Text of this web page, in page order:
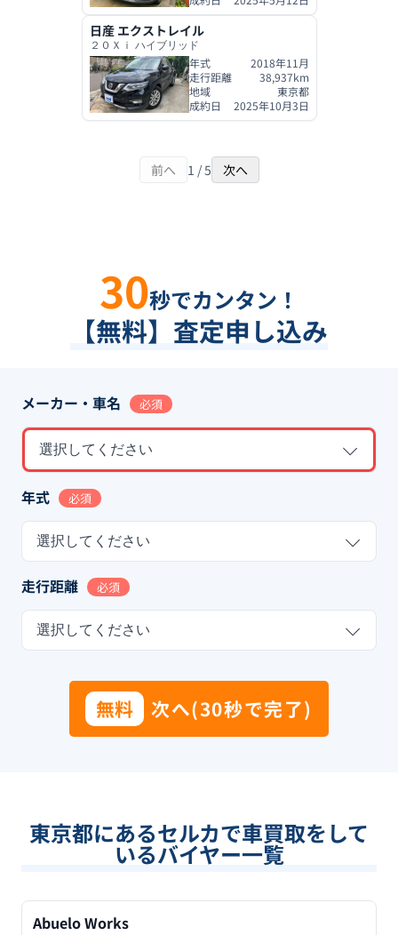
日産 エクストレイル
２０Ｘｉ ハイブリッド
年式
2018年11月
走行距離
38,937km
地域
東京都
成約日
2025年10月3日
前へ 1 /5 次へ
30秒でカンタン！
【無料】査定申し込み
メーカー・車名 必須
選択してください
年式 必須
選択してください
走行距離 必須
選択してください
無料 次へ(30秒で完了)
東京都にあるセルカで車買取をして
いるバイヤー一覧
Abuelo Works